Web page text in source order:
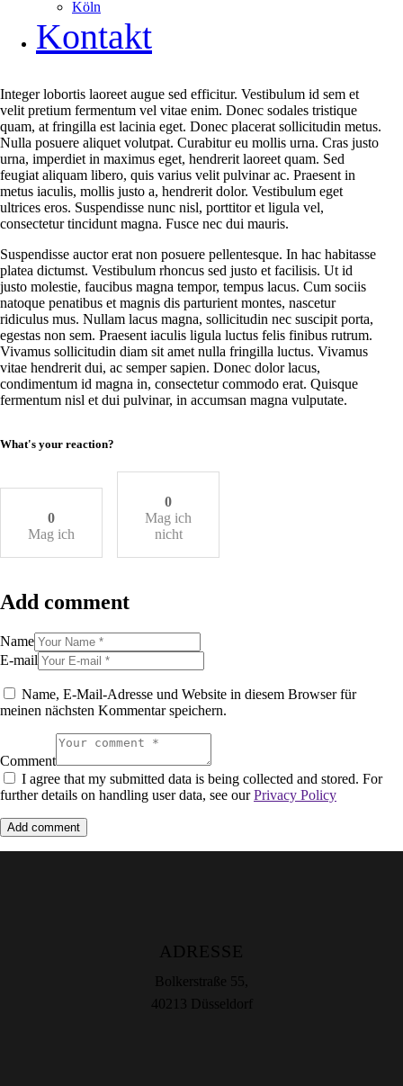
Köln
Kontakt
Integer lobortis laoreet augue sed efficitur. Vestibulum id sem et
velit pretium fermentum vel vitae enim. Donec sodales tristique
quam, at fringilla est lacinia eget. Donec placerat sollicitudin metus.
Nulla posuere aliquet volutpat. Curabitur eu mollis urna. Cras justo
urna, imperdiet in maximus eget, hendrerit laoreet quam. Sed
feugiat aliquam libero, quis varius velit pulvinar ac. Praesent in
metus iaculis, mollis justo a, hendrerit dolor. Vestibulum eget
ultrices eros. Suspendisse nunc nisl, porttitor et ligula vel,
consectetur tincidunt magna. Fusce nec dui mauris.
Suspendisse auctor erat non posuere pellentesque. In hac habitasse
platea dictumst. Vestibulum rhoncus sed justo et facilisis. Ut id
justo molestie, faucibus magna tempor, tempus lacus. Cum sociis
natoque penatibus et magnis dis parturient montes, nascetur
ridiculus mus. Nullam lacus magna, sollicitudin nec suscipit porta,
egestas non sem. Praesent iaculis ligula luctus felis finibus rutrum.
Vivamus sollicitudin diam sit amet nulla fringilla luctus. Vivamus
vitae hendrerit dui, ac semper sapien. Donec dolor lacus,
condimentum id magna in, consectetur commodo erat. Quisque
fermentum nisl et dui pulvinar, in accumsan magna vulputate.
What's your reaction?
0
Mag ich
0
Mag ich
nicht
Add comment
Name
E-mail
Name, E-Mail-Adresse und Website in diesem Browser für
meinen nächsten Kommentar speichern.
Comment
I agree that my submitted data is being collected and stored. For
further details on handling user data, see ourPrivacy Policy
ADRESSE
Bolkerstraße 55,
40213 Düsseldorf